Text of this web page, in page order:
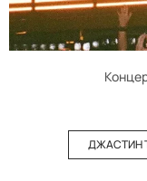
ДЖАСТИН